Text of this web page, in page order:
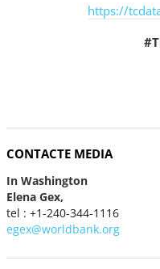
https://
CONTACTE MEDIA
In Washington
Elena Gex,
tel : +1-240-344-1116
egex@worldbank.org